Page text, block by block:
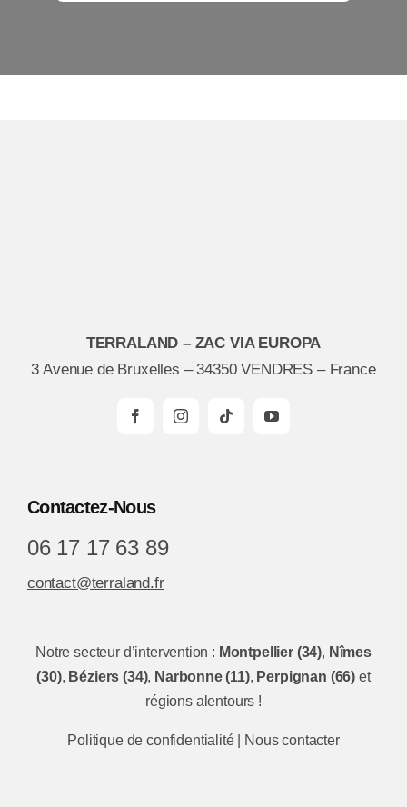
TERRALAND – ZAC VIA EUROPA
3 Avenue de Bruxelles – 34350 VENDRES – France
Contactez-Nous
06 17 17 63 89
contact@terraland.fr
Notre secteur d’intervention : Montpellier (34), Nîmes
(30), Béziers (34), Narbonne (11), Perpignan (66) et
régions alentours !
Politique de confidentialité| Nous contacter